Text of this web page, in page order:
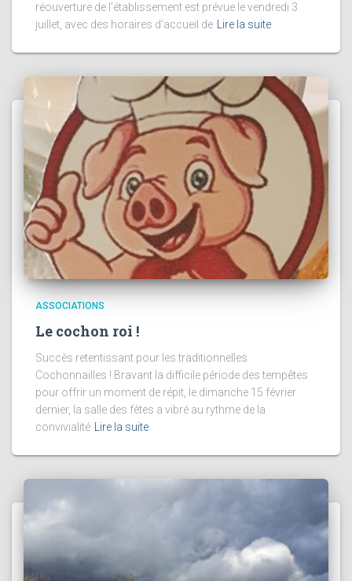
réouverture de l’établissement est prévue le vendredi 3
juillet, avec des horaires d’accueil de
Lire la suite
ASSOCIATIONS
Le cochon roi !
Succès retentissant pour les traditionnelles
Cochonnailles ! Bravant la difficile période des tempêtes
pour offrir un moment de répit, le dimanche 15 février
dernier, la salle des fêtes a vibré au rythme de la
convivialité Lire la suite